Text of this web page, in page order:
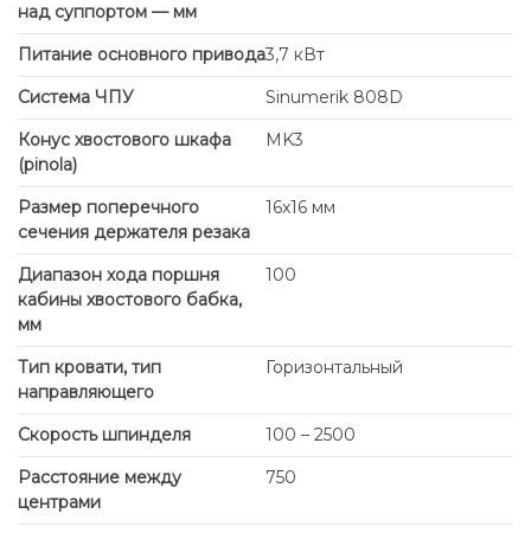
над суппортом — мм
Питание основного привода3,7 кВт
Система ЧПУ
Sinumerik 808D
Конус хвостового шкафа
(pinola)
MK3
Размер поперечного
сечения держателя резака
16x16 мм
Диапазон хода поршня
кабины хвостового бабка,
мм
100
Тип кровати, тип
направляющего
Горизонтальный
Скорость шпинделя
100 – 2500
Расстояние между
центрами
750